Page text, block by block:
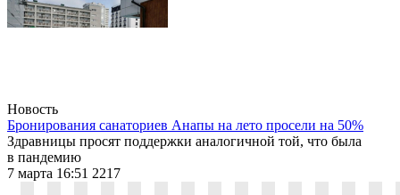
Новость
Бронирования санаториев Анапы на лето просели на 50%
Здравницы просят поддержки аналогичной той, что была
в пандемию
7 марта 16:51 2217